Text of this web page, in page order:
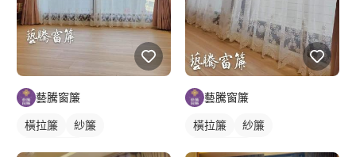
藝騰窗簾
橫拉簾
紗簾
藝騰窗簾
橫拉簾
紗簾